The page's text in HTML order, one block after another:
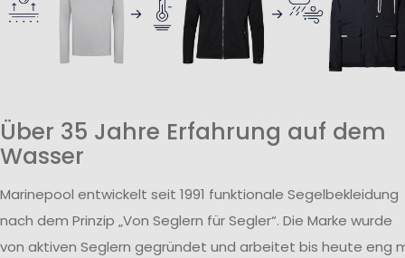
Über 35 Jahre Erfahrung auf dem
Wasser
Marinepool entwickelt seit 1991 funktionale Segelbekleidung
nach dem Prinzip „Von Seglern für Segler“. Die Marke wurde
von aktiven Seglern gegründet und arbeitet bis heute eng